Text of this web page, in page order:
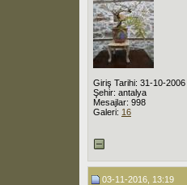
Giriş Tarihi: 31-10-2006
Şehir: antalya
Mesajlar: 998
Galeri: 16
03-11-2016, 13:19